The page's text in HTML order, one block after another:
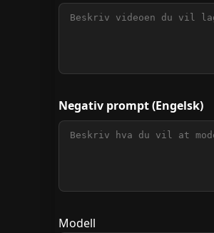
Negativ prompt(Engelsk)
Modell